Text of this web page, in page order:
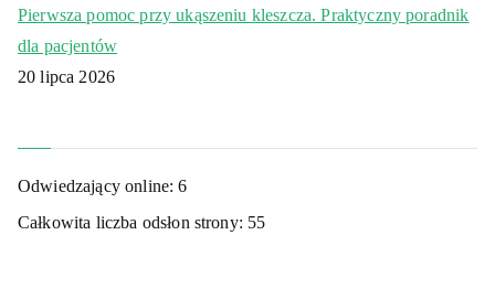
Pierwsza pomoc przy ukąszeniu kleszcza. Praktyczny poradnik
dla pacjentów
20 lipca 2026
Odwiedzający online:6
Całkowita liczba odsłon strony: 55